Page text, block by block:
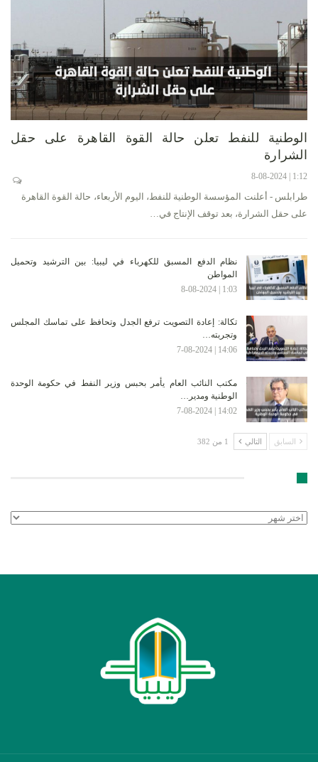
الوطنية للنفط تعلن حالة القوة القاهرة على حقل
الشرارة
1:12 | 8-08-2024
طرابلس - أعلنت المؤسسة الوطنية للنفط، اليوم الأربعاء، حالة القوة القاهرة
على حقل الشرارة، بعد توقف الإنتاج في…
نظام الدفع المسبق للكهرباء في ليبيا: بين الترشيد وتحميل
المواطن
1:03 | 8-08-2024
تكالة: إعادة التصويت ترفع الجدل وتحافظ على تماسك المجلس
وتجربته…
14:06 | 7-08-2024
مكتب النائب العام يأمر بحبس وزير النفط في حكومة الوحدة
الوطنية ومدير…
14:02 | 7-08-2024
السابق التالي 1 من 382
الأرشيف